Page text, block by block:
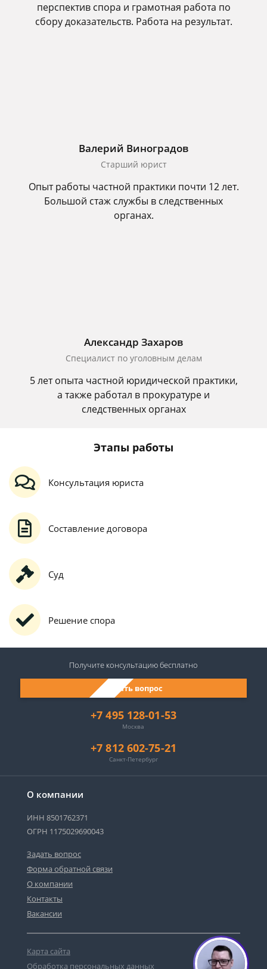
перспектив спора и грамотная работа по
сбору доказательств. Работа на результат.
Валерий Виноградов
Старший юрист
Опыт работы частной практики почти 12 лет.
Большой стаж службы в следственных
органах.
Александр Захаров
Специалист по уголовным делам
5 лет опыта частной юридической практики,
а также работал в прокуратуре и
следственных органах
Этапы работы
Консультация юриста
Составление договора
Суд
Решение спора
О компании
ИНН 8501762371
ОГРН 1175029690043
Задать вопрос
Форма обратной связи
О компании
Контакты
Вакансии
Карта сайта
Обработка персональных данных
+7 495 128-01-53
Москва
+7 812 602-75-21
Санкт-Петербург
Задать вопрос
Получите консультациюбесплатно